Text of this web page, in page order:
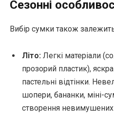
Сезонні
Вибір сумки також
Літо: Легкі матеріали
прозорий пластик),
пастельні відтінки.
шопери, бананки, міні-
створення невимушених